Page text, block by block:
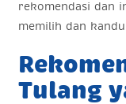
rekomendasi dan
memilih dan
Tulang